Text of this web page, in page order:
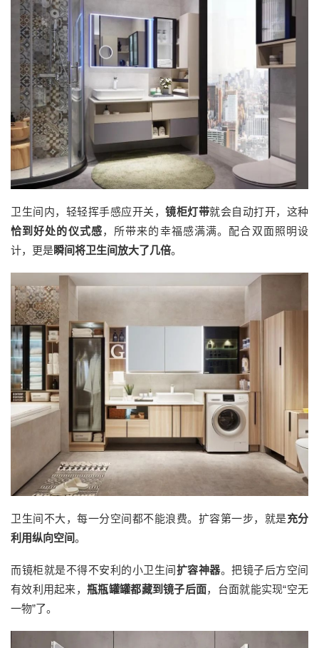
卫生间内，轻轻挥手感应开关， 镜柜灯带就会自动打开，这种
恰到好处的仪式感，所带来的幸福感满满。配合双面照明设
计，更是瞬间将卫生间放大了几倍。
卫生间不大，每一分空间都不能浪费。扩容第一步，就是充分
利用纵向空间。
而镜柜就是不得不安利的小卫生间扩容神器。把镜子后方空间
有效利用起来，瓶瓶罐罐都藏到镜子后面，台面就能实现“空无
一物”了。